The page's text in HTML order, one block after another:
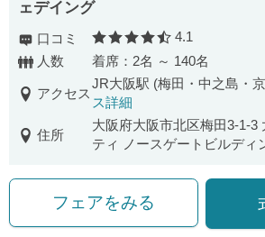
ェデイング
口コミ 口コミ評価
4.1
人数
着席：2名 ～ 140名
アクセス
JR大阪駅 (梅田・中之島・
ス詳細
住所
大阪府大阪市北区梅田3-1-3
ティ ノースゲートビルディ
フェアをみる